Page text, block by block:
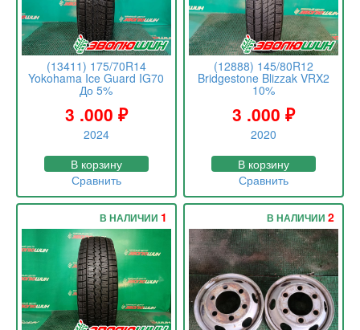
(13411) 175/70R14
Yokohama Ice Guard IG70
До 5%
3 .000 ₽
2024
В корзину
Сравнить
(12888) 145/80R12
Bridgestone Blizzak VRX2
10%
3 .000₽
2020
В корзину
Сравнить
В НАЛИЧИИ 1 В НАЛИЧИИ 2